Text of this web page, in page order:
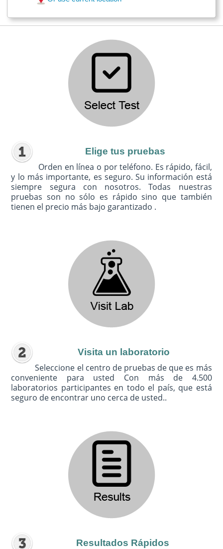
Elige tus pruebas
Orden en línea o por teléfono. Es rápido, fácil,
y lo más importante, es seguro. Su información está
siempre segura con nosotros. Todas nuestras
pruebas son no sólo es rápido sino que también
tienen el precio más bajo garantizado .
Visita un laboratorio
Seleccione el centro de pruebas de que es más
conveniente para usted Con más de 4.500
laboratorios participantes en todo el país, que está
seguro de encontrar uno cerca de usted..
Resultados Rápidos